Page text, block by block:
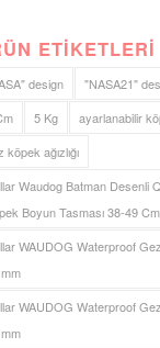
ETIKETLERI
design "NASA21"
5 Kg
ayarlanabilir
köpek ağızlığı
Waudog Batman Desenli
Boyun Tasması 38-49 Cm
WAUDOG Waterproof
WAUDOG Waterproof